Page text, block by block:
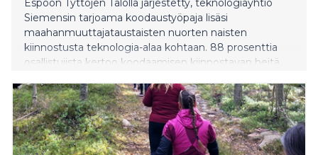
Siemensin tarjoama koodaustyöpaja lisäsi
maahanmuuttajataustaisten nuorten naisten
kiinnostusta teknologia-alaa kohtaan. 88 prosenttia
osallistujista kertoo koodaamisen kiinnostavan heitä